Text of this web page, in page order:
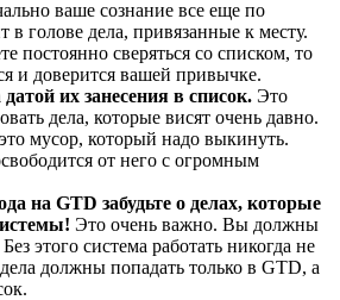
ваше сознание все еще по
в голове дела, привязанные к месту.
постоянно сверяться со списком, то
и доверится вашей привычке.
их занесения в список. Это
дела, которые висят очень давно.
мусор, который надо выкинуть.
от него с огромным
на GTD забудьте о делах, которые
Это очень важно. Вы должны
этого система работать никогда не
должны попадать только в GTD, а